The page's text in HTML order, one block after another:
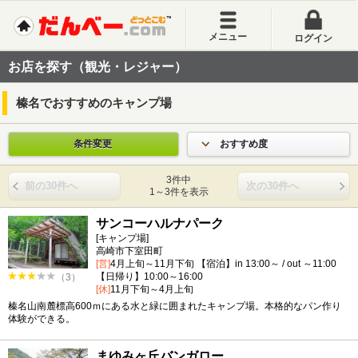
メニュー ログイン
お店を探す（観光・レジャー）
榛名でおすすめのキャンプ場
条件変更 おすすめ度
前の30件へ
3件中
1～3件を表示
次の30件へ
（3）
サンコーハルナパーク
[キャンプ場]
高崎市下室田町
[営]4月上旬～11月下旬 【宿泊】in 13:00～ / out ～11:00
【日帰り】10:00～16:00
[休]11月下旬～4月上旬
榛名山南麓標高600ｍにある水と緑に囲まれたキャンプ場。本格的なパン作り
体験ができる。